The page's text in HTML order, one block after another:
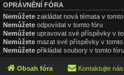
OPRÁVNĚNÍ FÓRA
Nemůžete zakládat nová témata v
Nemůžete odpovídat v tomto fóru
Nemůžete upravovat své příspěvky v
Nemůžete mazat své příspěvky v tomto
Nemůžete přikládat soubory v tomto fóru
Obsah fóra Kontaktujte nás